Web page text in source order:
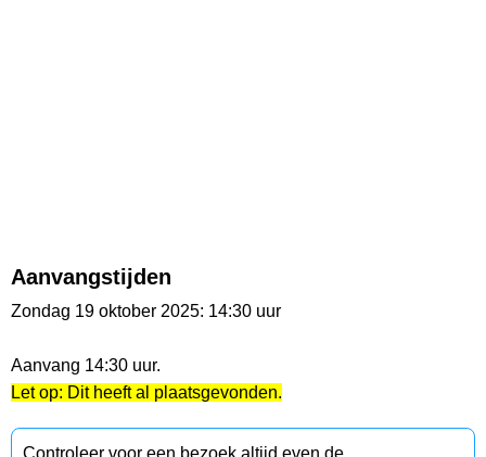
Aanvangstijden
Zondag 19 oktober 2025: 14:30 uur
Aanvang 14:30 uur.
Let op: Dit heeft al plaatsgevonden.